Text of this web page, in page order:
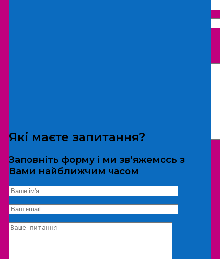
*Дані не передаються третім особам
Екскурсія/локація
Які маєте запитання?
Заповніть форму і ми зв'яжемось з
Вами найближчим часом